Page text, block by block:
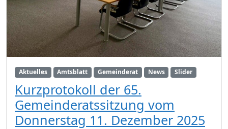
Aktuelles Amtsblatt Gemeinderat News Slider
Kurzprotokoll der 65.
Gemeinderatssitzung vom
Donnerstag 11. Dezember 2025